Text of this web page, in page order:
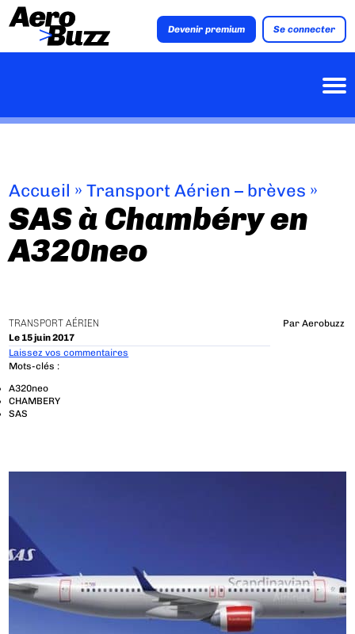
Devenir premium Se connecter
Accueil »Transport Aérien – brèves »
SAS à Chambéry en
A320neo
TRANSPORT AÉRIEN
Le 15 juin 2017
Par Aerobuzz
Laissez vos commentaires
Mots-clés :
A320neo
CHAMBERY
SAS